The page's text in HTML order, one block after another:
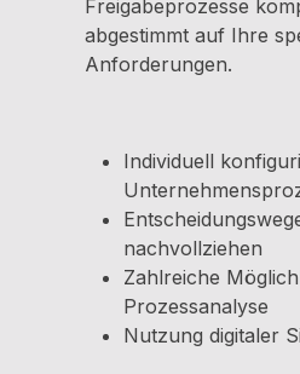
Freigabeprozesse
abgestimmt auf Ihre
Anforderungen.
Individuell
nachvollziehen
Zahlreiche
Prozessanalyse
Nutzung digitaler